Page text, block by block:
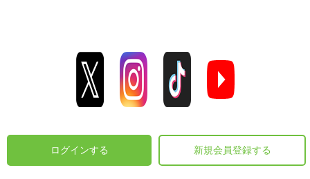
ログインする 新規会員登録する